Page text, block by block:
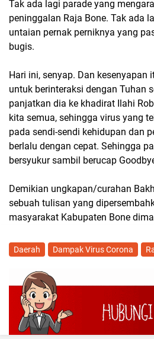
Tak ada lagi parade yang
peninggalan Raja Bone. Tak ada
untaian pernak perniknya yang
bugis.
Hari ini, senyap. Dan kesenyapan
untuk berinteraksi dengan Tuhan
panjatkan dia ke khadirat Ilahi
kita semua, sehingga virus yang
pada sendi-sendi kehidupan dan
berlalu dengan cepat. Sehingga
bersyukur sambil berucap
Demikian ungkapan/curahan
sebuah tulisan yang
masyarakat Kabupaten Bone
Daerah Dampak Virus Corona